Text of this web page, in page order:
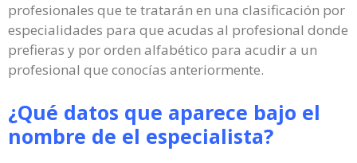
profesionales que te tratarán en una clasificación por
especialidades para que acudas al profesional donde
prefieras y por orden alfabético para acudir a un
profesional que conocías anteriormente.
¿Qué datos que aparece bajo el
nombre de el especialista?